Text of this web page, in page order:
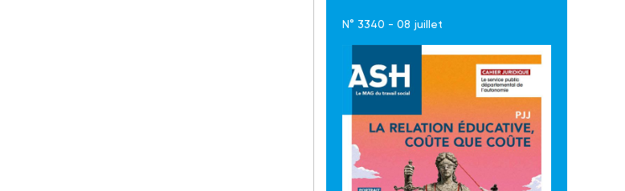
N° 3340 - 08 juillet